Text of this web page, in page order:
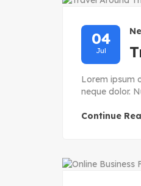
04
Jul
Lorem ipsum
neque dolor.
Continue